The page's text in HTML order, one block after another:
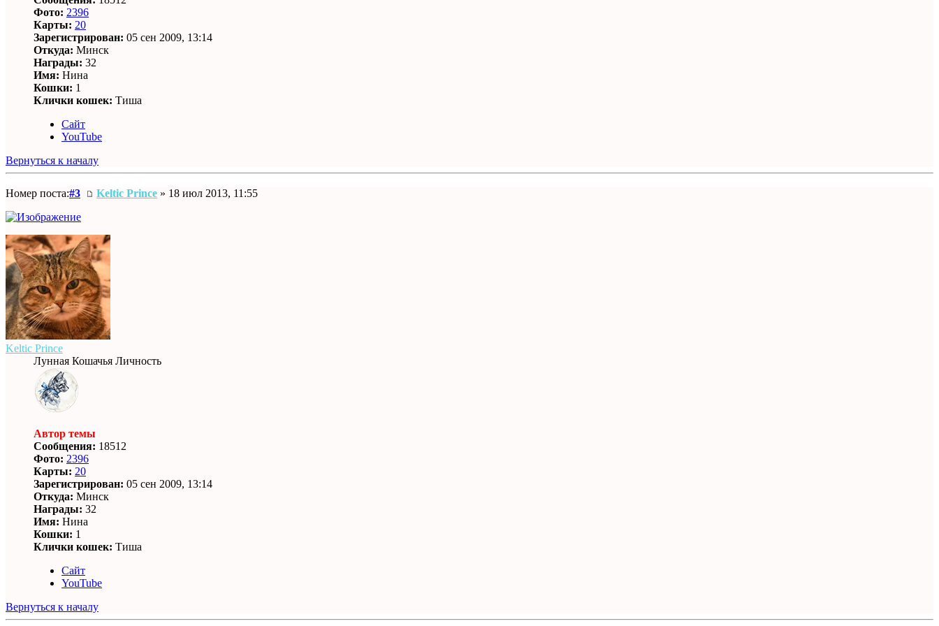
Фото: 2396
Карты: 20
Зарегистрирован: 05 сен 2009, 13:14
Откуда: Минск
Награды: 32
Имя: Нина
Кошки: 1
Клички кошек: Тиша
Сайт
YouTube
Вернуться к началу
Номер поста:#3 Keltic Prince » 18 июл 2013, 11:55
Keltic Prince
Лунная Кошачья Личность
Автор темы
Сообщения: 18512
Фото: 2396
Карты: 20
Зарегистрирован: 05 сен 2009, 13:14
Откуда: Минск
Награды: 32
Имя: Нина
Кошки: 1
Клички кошек: Тиша
Сайт
YouTube
Вернуться к началу